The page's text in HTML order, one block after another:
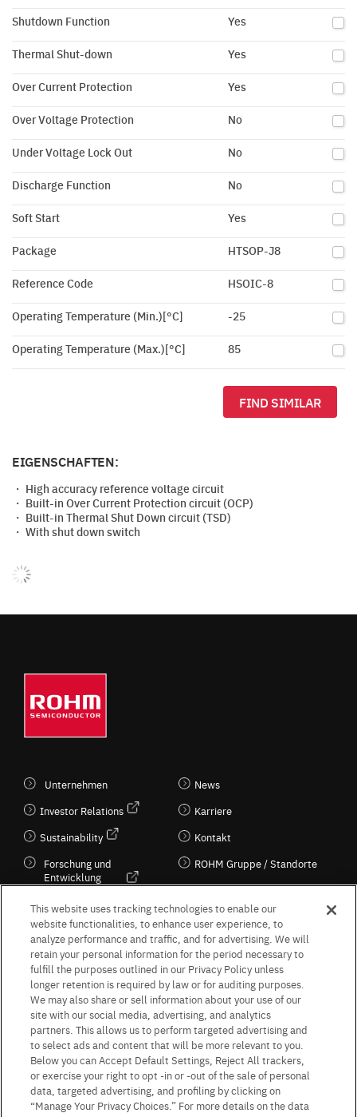
Shutdown Function Yes
Thermal Shut-down Yes
Over Current Protection Yes
Over Voltage Protection No
Under Voltage Lock Out No
Discharge Function No
Soft Start Yes
Package HTSOP-J8
Reference Code HSOIC-8
Operating Temperature (Min.)[°C] -25
Operating Temperature (Max.)[°C] 85
FIND SIMILAR
EIGENSCHAFTEN:
・ High accuracy reference voltage circuit
・ Built-in Over Current Protection circuit (OCP)
・ Built-in Thermal Shut Down circuit (TSD)
・ With shut down switch
Unternehmen
Investor Relations
Sustainability
Forschung und
Entwicklung
Kultur / Wirtschaft
News
Karriere
Kontakt
ROHM Gruppe / Standorte
Follow Us
Terms & Conditions Purpose of use Privacy Policy
Site Map
AGB (Deutsche Version)
AGB (Englische Version)
Impressum
Standard terms and conditions for sales (PDF)
Statement on UK Modern Slavery Act
ROHM UK Group Tax Strategy
This website uses tracking technologies to enable our
website functionalities, to enhance user experience, to
analyze performance and traffic, and for advertising. We will
retain your personal information for the period necessary to
fulfill the purposes outlined in our Privacy Policy unless
longer retention is required by law or for auditing purposes.
We may also share or sell information about your use of our
site with our social media, advertising, and analytics
partners. This allows us to perform targeted advertising and
to select ads and content that will be more relevant to you.
Below you can Accept Default Settings, Reject All trackers,
or exercise your right to opt -in or -out of the sale of personal
data, targeted advertising, and profiling by clicking on
“Manage Your Privacy Choices.” For more details on the data